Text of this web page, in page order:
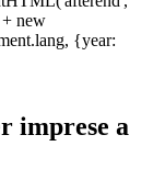
imprese a